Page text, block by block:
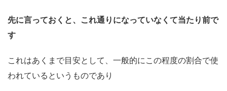
先に言っておくと、これ通りになっていなくて当たり前で
す
これはあくまで目安として、一般的にこの程度の割合で使
われているというものであり